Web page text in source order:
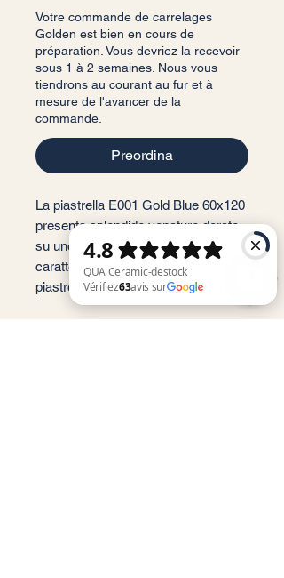
Votre commande de carrelages
Golden est bien en cours de
préparation. Vous devriez la recevoir
sous 1 à 2 semaines. Nous vous
tiendrons au courant au fur et à
mesure de l'avancer de la
commande.
Preordina
La piastrella E001 Gold Blue 60x120
presenta splendide venature dorate
su uno sfondo blu pietra. Unendo
carattere ed eleganza, questa
piastrella valorizzerà i vostri interni.